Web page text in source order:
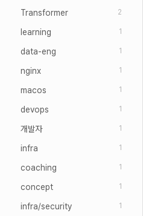
Transformer 2
learning 1
data-eng 1
nginx 1
macos 1
devops 1
개발자 1
infra 1
coaching 1
concept 1
infra/security 1